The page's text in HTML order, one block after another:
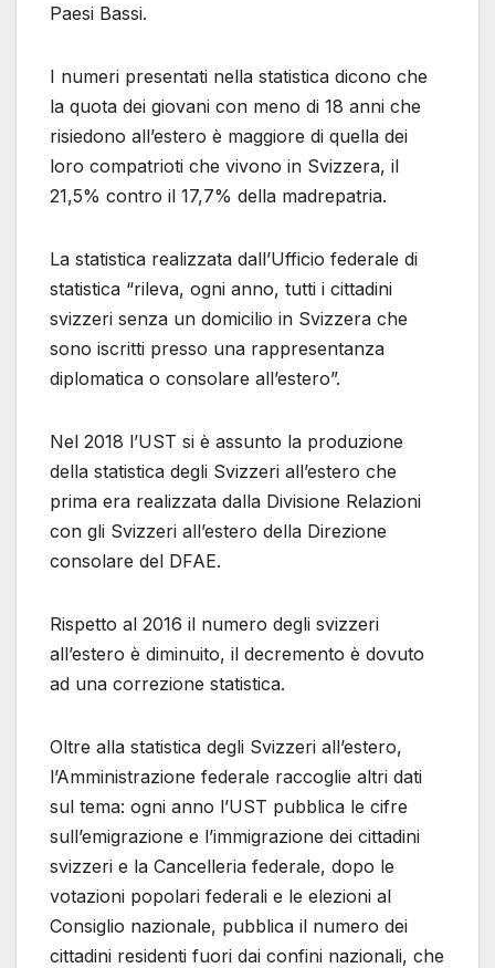
Paesi Bassi.
I numeri presentati nella statistica dicono che
la quota dei giovani con meno di 18 anni che
risiedono all’estero è maggiore di quella dei
loro compatrioti che vivono in Svizzera, il
21,5% contro il 17,7% della madrepatria.
La statistica realizzata dall’Ufficio federale di
statistica “rileva, ogni anno, tutti i cittadini
svizzeri senza un domicilio in Svizzera che
sono iscritti presso una rappresentanza
diplomatica o consolare all’estero”.
Nel 2018 l’UST si è assunto la produzione
della statistica degli Svizzeri all’estero che
prima era realizzata dalla Divisione Relazioni
con gli Svizzeri all’estero della Direzione
consolare del DFAE.
Rispetto al 2016 il numero degli svizzeri
all’estero è diminuito, il decremento è dovuto
ad una correzione statistica.
Oltre alla statistica degli Svizzeri all’estero,
l’Amministrazione federale raccoglie altri dati
sul tema: ogni anno l’UST pubblica le cifre
sull’emigrazione e l’immigrazione dei cittadini
svizzeri e la Cancelleria federale, dopo le
votazioni popolari federali e le elezioni al
Consiglio nazionale, pubblica il numero dei
cittadini residenti fuori dai confini nazionali, che